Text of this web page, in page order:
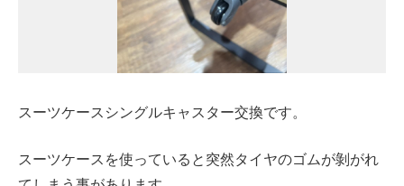
スーツケースシングルキャスター交換です。
スーツケースを使っていると突然タイヤのゴムが剝がれ